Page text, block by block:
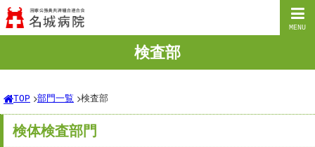
MENU
検査部
TOP 部門一覧 検査部
検体検査部門